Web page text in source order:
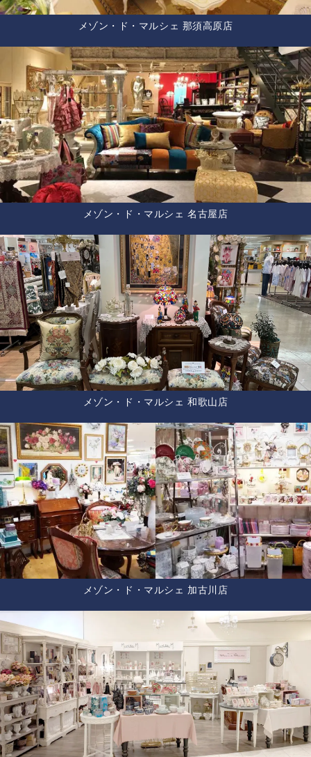
メゾン・ド・マルシェ 那須高原店
メゾン・ド・マルシェ 名古屋店
メゾン・ド・マルシェ 和歌山店
メゾン・ド・マルシェ 加古川店